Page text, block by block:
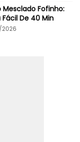
Mesclado Fofinho:
De 40 Min